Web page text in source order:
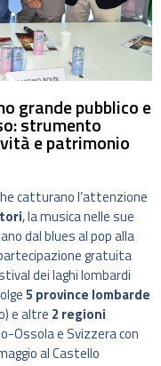
grande pubblico e
strumento
e patrimonio
catturano l’attenzione
, la musica nelle sue
dal blues al pop alla
gratuita
dei laghi lombardi
5 province lombarde
e altre 2 regioni
Ossola e Svizzera con
al Castello